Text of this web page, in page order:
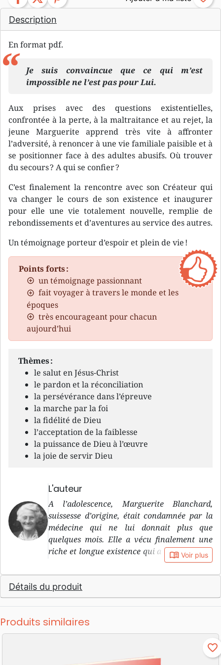
Description
En format pdf.
Je suis convaincue que ce qui m’est
impossible ne l’est pas pour Lui.
Aux prises avec des questions existentielles,
confrontée à la perte, à la maltraitance et au rejet, la
jeune Marguerite apprend très vite à affronter
l’adversité, à renoncer à une vie familiale paisible et à
se positionner face à des adultes abusifs. Où trouver
du secours ? A qui se confier ?
C’est finalement la rencontre avec son Créateur qui
va changer le cours de son existence et inaugurer
pour elle une vie totalement nouvelle, remplie de
rebondissements et d’aventures au service des autres.
Un témoignage porteur d’espoir et plein de vie !
Points forts :
un témoignage passionnant
fait voyager à travers le monde et les
époques
très encourageant pour chacun
aujourd’hui
Thèmes :
le salut en Jésus-Christ
le pardon et la réconciliation
la persévérance dans l’épreuve
la marche par la foi
la fidélité de Dieu
l’acceptation de la faiblesse
la puissance de Dieu à l’œuvre
la joie de servir Dieu
L'auteur
A l’adolescence, Marguerite Blanchard,
suissesse d’origine, était condamnée par la
médecine qui ne lui donnait plus que
quelques mois. Elle a vécu finalement une
riche et longue existence qui a eu un impact
décisif sur la vie de bien des personnes.
book_open Voir plus
Détails du produit
Produits similaires
favorite_border